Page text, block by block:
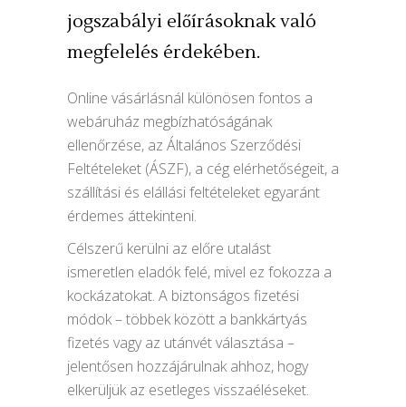
jogszabályi előírásoknak való
megfelelés érdekében.
Online vásárlásnál különösen fontos a
webáruház megbízhatóságának
ellenőrzése, az Általános Szerződési
Feltételeket (ÁSZF), a cég elérhetőségeit, a
szállítási és elállási feltételeket egyaránt
érdemes áttekinteni.
Célszerű kerülni az előre utalást
ismeretlen eladók felé, mivel ez fokozza a
kockázatokat. A biztonságos fizetési
módok – többek között a bankkártyás
fizetés vagy az utánvét választása –
jelentősen hozzájárulnak ahhoz, hogy
elkerüljük az esetleges visszaéléseket.